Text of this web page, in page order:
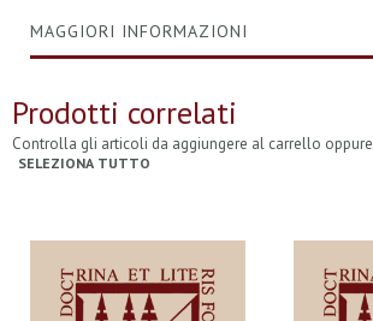
MAGGIORI INFORMAZIONI
Prodotti correlati
Controlla gli articoli da aggiungere al carrello oppure
SELEZIONA TUTTO